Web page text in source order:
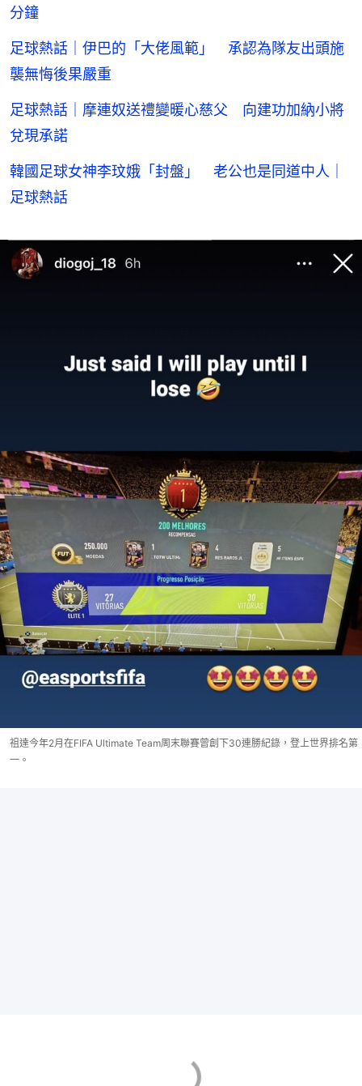
分鐘
足球熱話｜伊巴的「大佬風範」 承認為隊友出頭施
襲無悔後果嚴重
足球熱話｜摩連奴送禮變暖心慈父 向建功加納小將
兌現承諾
韓國足球女神李玟娥「封盤」 老公也是同道中人｜
足球熱話
祖達今年2月在FIFA Ultimate Team周末聯賽曾創下30連勝紀錄，登上世界排名第
一。